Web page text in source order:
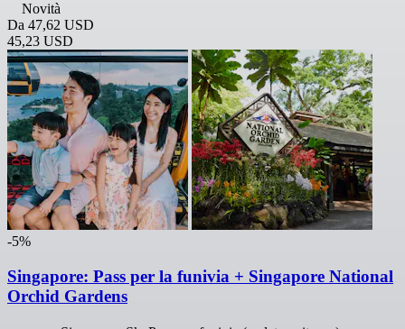
Novità
Da 47,62 USD
45,23 USD
-5%
Singapore: Pass per la funivia + Singapore National
Orchid Gardens